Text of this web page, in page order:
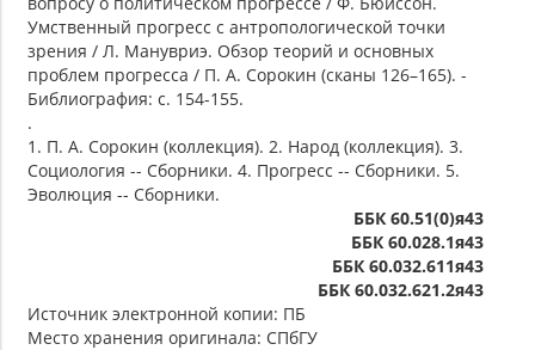
Умственный прогресс с антропологической точки
зрения / Л. Манувриэ. Обзор теорий и основных
проблем прогресса / П. А. Сорокин (сканы 126–165). -
Библиография: с. 154-155.
.
1. П. А. Сорокин (коллекция). 2. Народ (коллекция). 3.
Социология -- Сборники. 4. Прогресс -- Сборники. 5.
Эволюция -- Сборники.
ББК 60.51(0)я43
ББК 60.028.1я43
ББК 60.032.611я43
ББК 60.032.621.2я43
Источник электронной копии: ПБ
Место хранения оригинала: СПбГУ